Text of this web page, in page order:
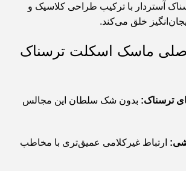
آستردار با ترکیب طراحی کلاسیک و
خلق می‌کند.
ماسک اسکلت ترسناک
ترسناک: بدون شک سلطان این مجالس
ارتباط غیرکلامی عمیق‌تری با مخاطب